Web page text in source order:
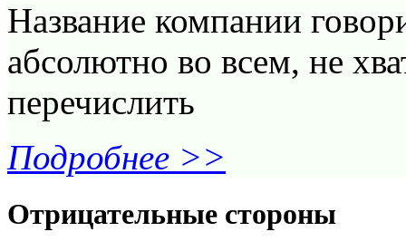
Название компании
абсолютно во всем, не
перечислить
Подробнее >>
Отрицательные стороны